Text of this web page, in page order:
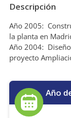
Descripción
Año 2005:
la planta en
Año 2004:
proyecto
Año